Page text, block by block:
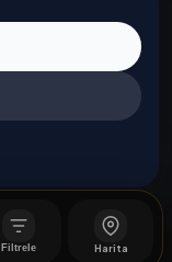
Filtrele Harita